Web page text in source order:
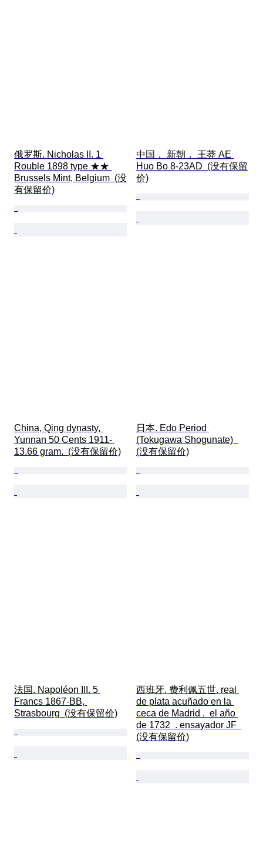
俄罗斯. Nicholas II. 1
Rouble 1898 type ★★
Brussels Mint, Belgium  (没
有保留价)
中国， 新朝， 王莽 AE
Huo Bo 8-23AD  (没有保留
价)
China, Qing dynasty,
Yunnan 50 Cents 1911-
13.66 gram.  (没有保留价)
日本. Edo Period
(Tokugawa Shogunate)
(没有保留价)
法国. Napoléon III. 5
Francs 1867-BB,
Strasbourg  (没有保留价)
西班牙. 费利佩五世. real
de plata acuñado en la
ceca de Madrid .  el año
de 1732  . ensayador JF
(没有保留价)